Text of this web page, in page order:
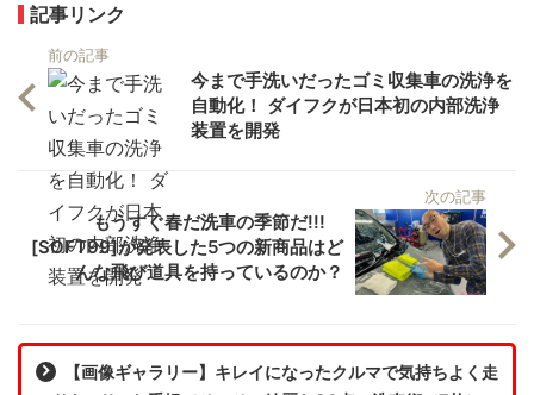
記事リンク
前の記事
今まで手洗いだったゴミ収集車の洗浄を
自動化！ ダイフクが日本初の内部洗浄
装置を開発
次の記事
もうすぐ春だ洗車の季節だ!!!
[SOFT99]が発表した5つの新商品はど
んな飛び道具を持っているのか？
【画像ギャラリー】キレイになったクルマで気持ちよく走